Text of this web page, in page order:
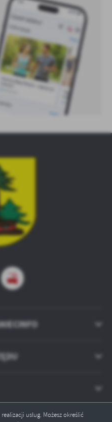
usług. Możesz określić